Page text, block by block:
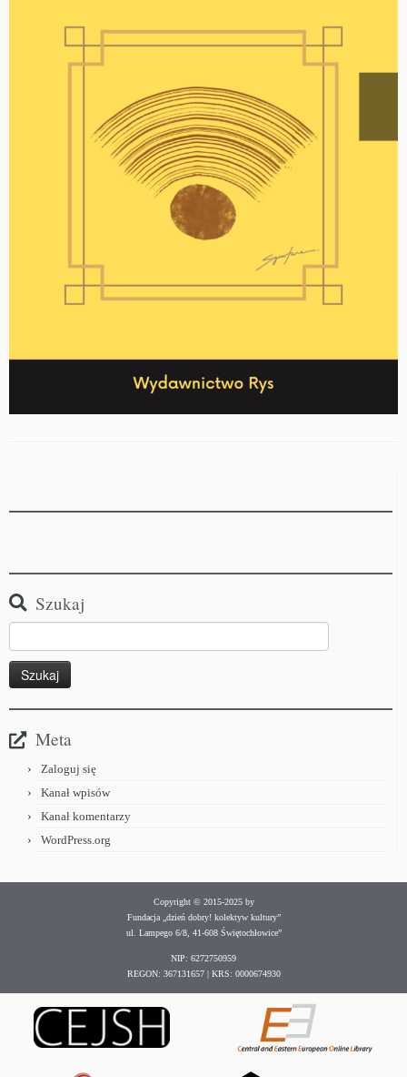
Szukaj
Meta
Zaloguj się
Kanał wpisów
Kanał komentarzy
WordPress.org
Copyright © 2015-2025 by
Fundacja „dzień dobry! kolektyw kultury”
ul. Lampego 6/8, 41-608 Świętochłowice”
NIP: 6272750959
REGON: 367131657 | KRS: 0000674930